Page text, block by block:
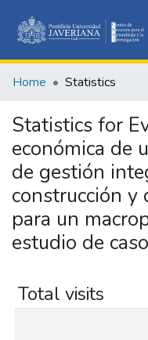
Home Statistics
Statistics for
económica de
de gestión
construcción y
para un
estudio de caso
Total visits